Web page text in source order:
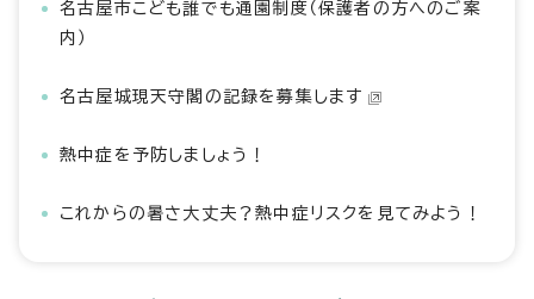
名古屋市こども誰でも通園制度（保護者の方へのご案
内）
名古屋城現天守閣の記録を募集します
熱中症を予防しましょう！
これからの暑さ大丈夫？熱中症リスクを見てみよう！